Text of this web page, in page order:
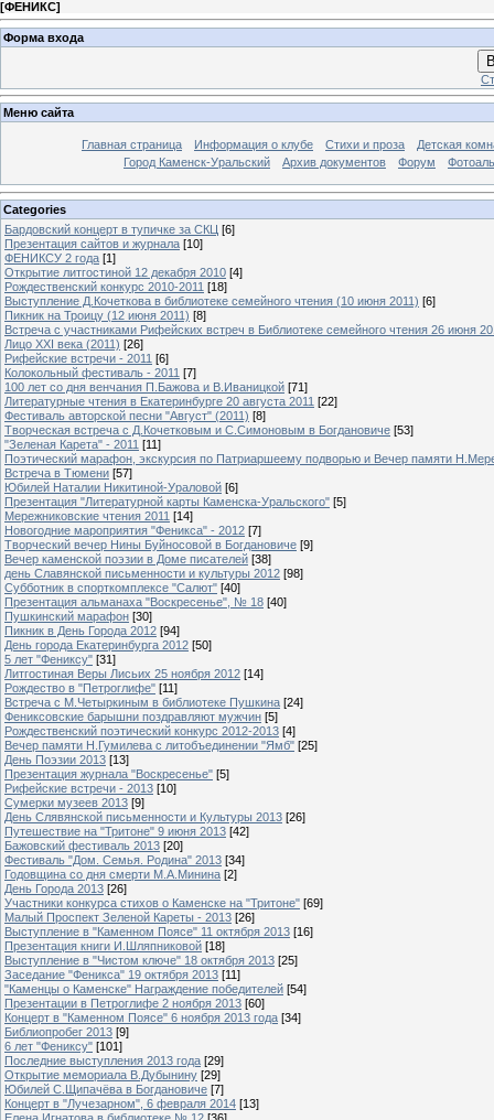
[ФЕНИКС]
Форма входа
Меню сайта
Главная страница Информация о клубе Стихи и проза
Детская
Город Каменск-Уральский
Архив документов Форум
Categories
Бардовский концерт в тупичке за СКЦ [6]
Презентация сайтов и журнала [10]
ФЕНИКСУ 2 года [1]
Открытие литгостиной 12 декабря 2010 [4]
Рождественский конкурс 2010-2011 [18]
Выступление Д.Кочеткова в библиотеке семейного чтения (10 июня 2011) [6]
Пикник на Троицу (12 июня 2011) [8]
Встреча с участниками Рифейских встреч в Библиотеке семейного чтения 26 июня
Лицо XXI века (2011) [26]
Рифейские встречи - 2011 [6]
Колокольный фестиваль - 2011 [7]
100 лет со дня венчания П.Бажова и В.Иваницкой [71]
Литературные чтения в Екатеринбурге 20 августа 2011 [22]
Фестиваль авторской песни "Август" (2011) [8]
Творческая встреча с Д.Кочетковым и С.Симоновым в Богдановиче [53]
"Зеленая Карета" - 2011 [11]
Поэтический марафон, экскурсия по Патриаршеему подворью и Вечер памяти
Встреча в Тюмени [57]
Юбилей Наталии Никитиной-Ураловой [6]
Презентация "Литературной карты Каменска-Уральского" [5]
Мережниковские чтения 2011 [14]
Новогодние мароприятия "Феникса" - 2012 [7]
Творческий вечер Нины Буйносовой в Богдановиче [9]
Вечер каменской поэзии в Доме писателей [38]
день Славянской письменности и культуры 2012 [98]
Субботник в спорткомплексе "Салют" [40]
Презентация альманаха "Воскресенье", № 18 [40]
Пушкинский марафон [30]
Пикник в День Города 2012 [94]
День города Екатеринбурга 2012 [50]
5 лет "Фениксу" [31]
Литгостиная Веры Лисьих 25 ноября 2012 [14]
Рождество в "Петроглифе" [11]
Встреча с М.Четыркиным в библиотеке Пушкина [24]
Фениксовские барышни поздравляют мужчин [5]
Рождественский поэтический конкурс 2012-2013 [4]
Вечер памяти Н.Гумилева с литобъединении "Ямб" [25]
День Поэзии 2013 [13]
Презентация журнала "Воскресенье" [5]
Рифейские встречи - 2013 [10]
Сумерки музеев 2013 [9]
День Слявянской письменности и Культуры 2013 [26]
Путешествие на "Тритоне" 9 июня 2013 [42]
Бажовский фестиваль 2013 [20]
Фестиваль "Дом. Семья. Родина" 2013 [34]
Годовщина со дня смерти М.А.Минина [2]
День Города 2013 [26]
Участники конкурса стихов о Каменске на "Тритоне" [69]
Малый Проспект Зеленой Кареты - 2013 [26]
Выступление в "Каменном Поясе" 11 октября 2013 [16]
Презентация книги И.Шляпниковой [18]
Выступление в "Чистом ключе" 18 октября 2013 [25]
Заседание "Феникса" 19 октября 2013 [11]
"Каменцы о Каменске" Награждение победителей [54]
Презентации в Петроглифе 2 ноября 2013 [60]
Концерт в "Каменном Поясе" 6 ноября 2013 года [34]
Библиопробег 2013 [9]
6 лет "Фениксу" [101]
Последние выступления 2013 года [29]
Открытие мемориала В.Дубынину [29]
Юбилей С.Щипачёва в Богдановиче [7]
Концерт в "Лучезарном", 6 февраля 2014 [13]